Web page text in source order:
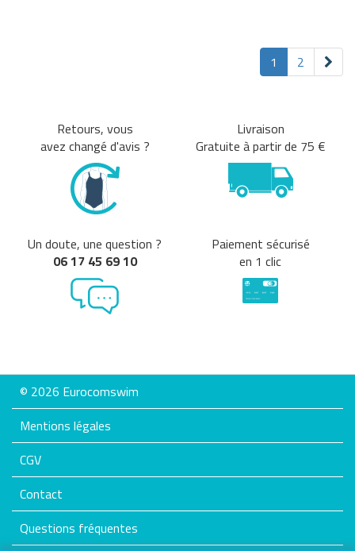
1 2
Retours, vous
avez changé d'avis ?
Livraison
Gratuite à partir de 75 €
Un doute, une question ?
06 17 45 69 10
Paiement sécurisé
en 1 clic
© 2026 Eurocomswim
Mentions légales
CGV
Contact
Questions fréquentes